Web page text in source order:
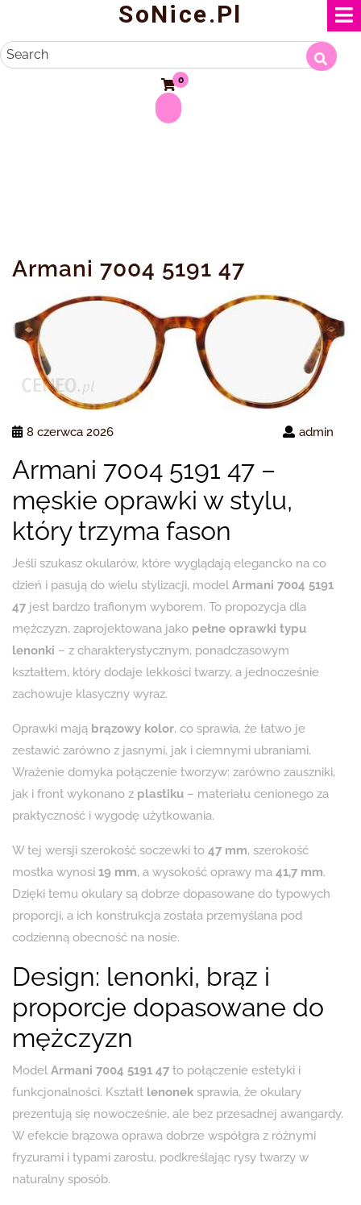
content
SoNice.pl
Search
0
Armani 7004 5191 47
8 czerwca 2026 admin
Armani 7004 5191 47 –
męskie oprawki w stylu,
który trzyma fason
Jeśli szukasz okularów, które wyglądają elegancko na co
dzień i pasują do wielu stylizacji, model Armani 7004 5191
47 jest bardzo trafionym wyborem. To propozycja dla
mężczyzn, zaprojektowana jako pełne oprawki typu
lenonki – z charakterystycznym, ponadczasowym
kształtem, który dodaje lekkości twarzy, a jednocześnie
zachowuje klasyczny wyraz.
Oprawki mają brązowy kolor, co sprawia, że łatwo je
zestawić zarówno z jasnymi, jak i ciemnymi ubraniami.
Wrażenie domyka połączenie tworzyw: zarówno zauszniki,
jak i front wykonano z plastiku – materiału cenionego za
praktyczność i wygodę użytkowania.
W tej wersji szerokość soczewki to 47 mm, szerokość
mostka wynosi 19 mm, a wysokość oprawy ma 41,7 mm.
Dzięki temu okulary są dobrze dopasowane do typowych
proporcji, a ich konstrukcja została przemyślana pod
codzienną obecność na nosie.
Design: lenonki, brąz i
proporcje dopasowane do
mężczyzn
Model Armani 7004 5191 47 to połączenie estetyki i
funkcjonalności. Kształt lenonek sprawia, że okulary
prezentują się nowocześnie, ale bez przesadnej awangardy.
W efekcie brązowa oprawa dobrze współgra z różnymi
fryzurami i typami zarostu, podkreślając rysy twarzy w
naturalny sposób.